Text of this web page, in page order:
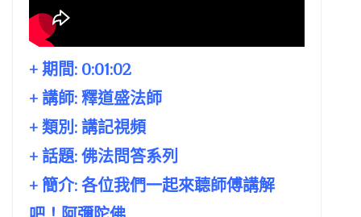
+ 期間: 0:01:02
+ 講師: 釋道盛法師
+ 類別: 講記視頻
+ 話題: 佛法問答系列
+ 簡介: 各位我們一起來聼師傅講解